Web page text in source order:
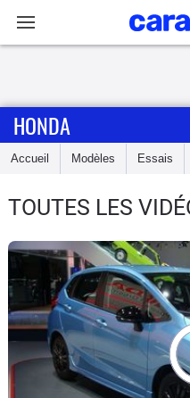
Accueil
Essais
Guide
d'achat
Electriques
Utilitaires
HONDA
Accueil Modèles Essais
TOUTES LES